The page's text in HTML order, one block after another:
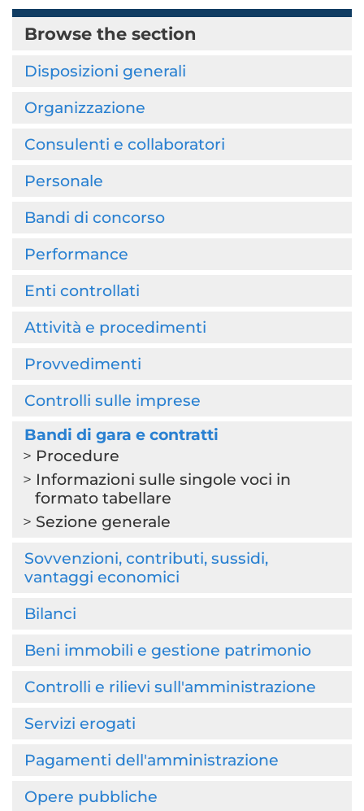
Browse the section
Disposizioni generali
Organizzazione
Consulenti e collaboratori
Personale
Bandi di concorso
Performance
Enti controllati
Attività e procedimenti
Provvedimenti
Controlli sulle imprese
Bandi di gara e contratti
Procedure
Informazioni sulle singole voci in
formato tabellare
Sezione generale
Sovvenzioni, contributi, sussidi,
vantaggi economici
Bilanci
Beni immobili e gestione patrimonio
Controlli e rilievi sull'amministrazione
Servizi erogati
Pagamenti dell'amministrazione
Opere pubbliche